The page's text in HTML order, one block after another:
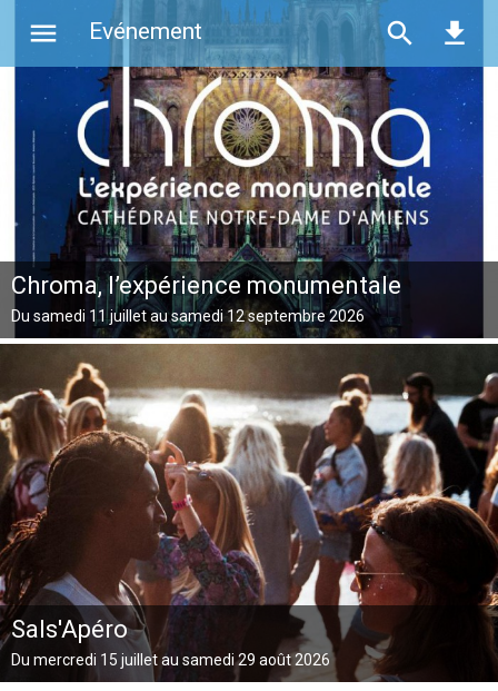
chrome_reader_mode À la Une
add_alert Derniers ajouts
exposure_plus_1 Les plus populaires
Spectacle (276)
Concert (99)
Théâtre (81)
Evénement (57)
Stages et Ateliers (44)
menu Evénement search file_download
Chroma, l’expérience monumentale
Du samedi 11 juillet au samedi 12 septembre 2026
Sals'Apéro
Du mercredi 15 juillet au samedi 29 août 2026